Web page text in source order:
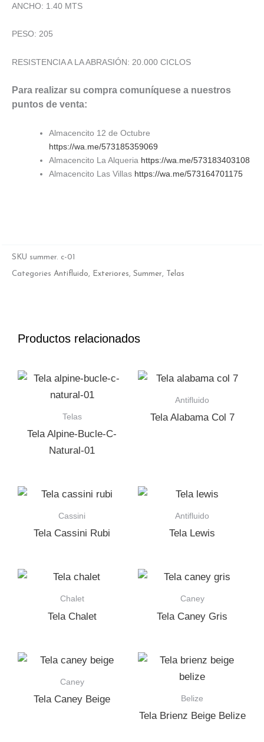
ANCHO: 1.40 MTS
PESO: 205
RESISTENCIA A LA ABRASIÓN: 20.000 CICLOS
Para realizar su compra comuníquese a nuestros
puntos de venta:
Almacencito 12 de Octubre
https://wa.me/573185359069
Almacencito La Alqueria https://wa.me/573183403108
Almacencito Las Villas https://wa.me/573164701175
SKU summer. c-01
Categories Antifluido, Exteriores, Summer, Telas
Productos relacionados
Telas
Tela Alpine-Bucle-C-
Natural-01
Antifluido
Tela Alabama Col 7
Cassini
Tela Cassini Rubi
Antifluido
Tela Lewis
Chalet
Tela Chalet
Caney
Tela Caney Gris
Caney
Tela Caney Beige Belize
Tela Brienz Beige Belize